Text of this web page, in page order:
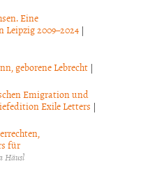
Eine
2009–2024|
geborene Lebrecht |
Emigration und
Exile Letters |
für
Häusl